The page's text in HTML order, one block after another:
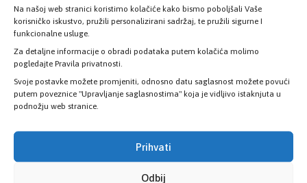
Na našoj web stranici koristimo kolačiće kako bismo poboljšali Vaše
korisničko iskustvo, pružili personalizirani sadržaj, te pružili sigurne I
funkcionalne usluge.
Za detaljne informacije o obradi podataka putem kolačića molimo
pogledajte Pravila privatnosti.
Svoje postavke možete promjeniti, odnosno datu saglasnost možete povući
putem poveznice "Upravljanje saglasnostima" koja je vidljivo istaknjuta u
podnožju web stranice.
Prihvati
Odbij
Provjerite status vaše elektronske
zdravstvene kartice
PROVJERITE STATUS